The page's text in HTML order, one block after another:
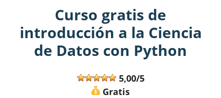
Curso gratis de
introducción a la Ciencia
de Datos con Python
5,00/5
Gratis